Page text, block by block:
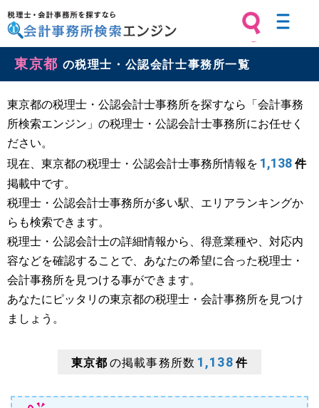
税理士・会計事務所を探すなら 会計
事務所検索エンジン
東京都 の税理士・公認会計士事務所一覧
東京都の税理士・公認会計士事務所を探すなら「会計事務
所検索エンジン」の税理士・公認会計士事務所にお任せく
ださい。
現在、東京都の税理士・公認会計士事務所情報を 1,138 件
掲載中です。
税理士・公認会計士事務所が多い駅、エリアランキングか
らも検索できます。
税理士・公認会計士の詳細情報から、得意業種や、対応内
容などを確認することで、あなたの希望に合った税理士・
会計事務所を見つける事ができます。
あなたにピッタリの東京都の税理士・会計事務所を見つけ
ましょう。
東京都 の掲載事務所数 1,138 件